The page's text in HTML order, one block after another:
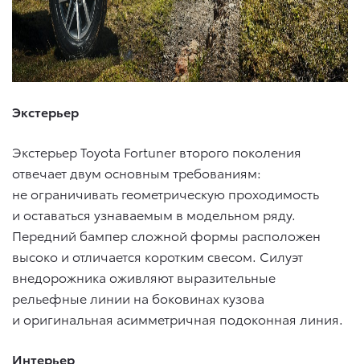
Экстерьер
Экстерьер Toyota Fortuner второго поколения
отвечает двум основным требованиям:
не ограничивать геометрическую проходимость
и оставаться узнаваемым в модельном ряду.
Передний бампер сложной формы расположен
высоко и отличается коротким свесом. Силуэт
внедорожника оживляют выразительные
рельефные линии на боковинах кузова
и оригинальная асимметричная подоконная линия.
Интерьер